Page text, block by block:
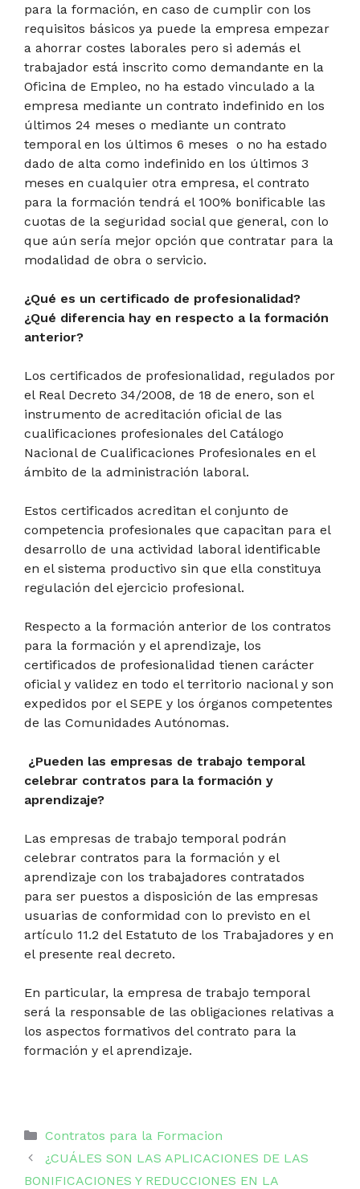
para la formación, en caso de cumplir con los
requisitos básicos ya puede la empresa empezar
a ahorrar costes laborales pero si además el
trabajador está inscrito como demandante en la
Oficina de Empleo, no ha estado vinculado a la
empresa mediante un contrato indefinido en los
últimos 24 meses o mediante un contrato
temporal en los últimos 6 meses o no ha estado
dado de alta como indefinido en los últimos 3
meses en cualquier otra empresa, el contrato
para la formación tendrá el 100% bonificable las
cuotas de la seguridad social que general, con lo
que aún sería mejor opción que contratar para la
modalidad de obra o servicio.
¿Qué es un certificado de profesionalidad?
¿Qué diferencia hay en respecto a la formación
anterior?
Los certificados de profesionalidad, regulados por
el Real Decreto 34/2008, de 18 de enero, son el
instrumento de acreditación oficial de las
cualificaciones profesionales del Catálogo
Nacional de Cualificaciones Profesionales en el
ámbito de la administración laboral.
Estos certificados acreditan el conjunto de
competencia profesionales que capacitan para el
desarrollo de una actividad laboral identificable
en el sistema productivo sin que ella constituya
regulación del ejercicio profesional.
Respecto a la formación anterior de los contratos
para la formación y el aprendizaje, los
certificados de profesionalidad tienen carácter
oficial y validez en todo el territorio nacional y son
expedidos por el SEPE y los órganos competentes
de las Comunidades Autónomas.
¿Pueden las empresas de trabajo temporal
celebrar contratos para la formación y
aprendizaje?
Las empresas de trabajo temporal podrán
celebrar contratos para la formación y el
aprendizaje con los trabajadores contratados
para ser puestos a disposición de las empresas
usuarias de conformidad con lo previsto en el
artículo 11.2 del Estatuto de los Trabajadores y en
el presente real decreto.
En particular, la empresa de trabajo temporal
será la responsable de las obligaciones relativas a
los aspectos formativos del contrato para la
formación y el aprendizaje.
Categorías
Contratos para la Formacion
¿CUÁLES SON LAS APLICACIONES DE LAS
BONIFICACIONES Y REDUCCIONES EN LA